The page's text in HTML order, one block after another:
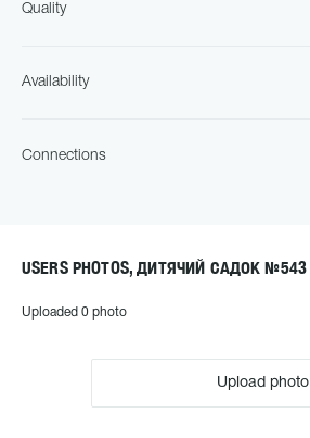
Quality
Availability
Connections
USERS PHOTOS, ДИТЯЧИЙ САДОК №543
Uploaded 0 photo
Upload photo